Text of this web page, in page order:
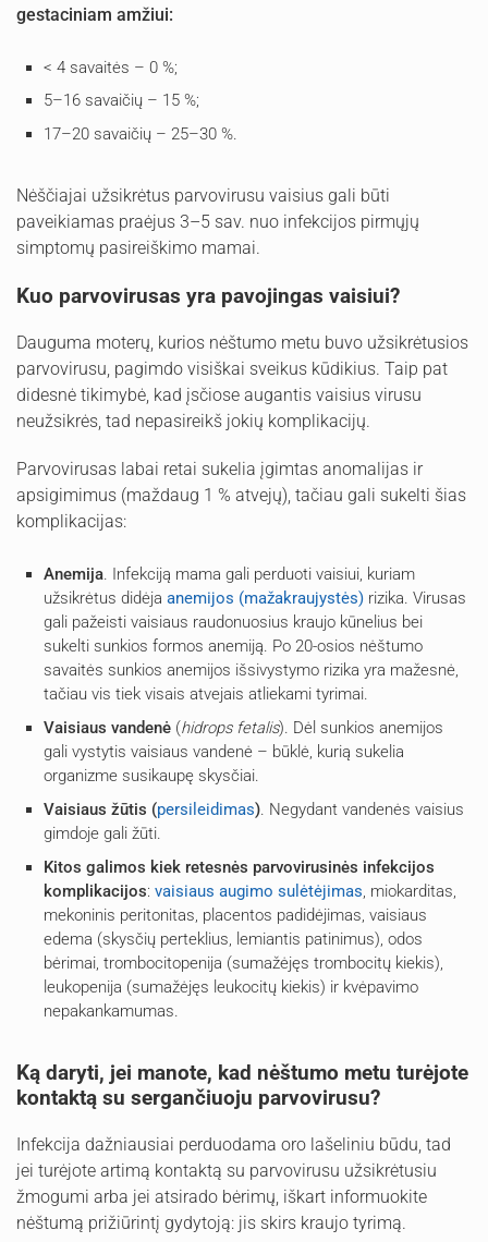
gestaciniam amžiui:
< 4 savaitės – 0 %;
5–16 savaičių – 15 %;
17–20 savaičių – 25–30 %.
Nėščiajai užsikrėtus parvovirusu vaisius gali būti
paveikiamas praėjus 3–5 sav. nuo infekcijos pirmųjų
simptomų pasireiškimo mamai.
Kuo parvovirusas yra pavojingas vaisiui?
Dauguma moterų, kurios nėštumo metu buvo užsikrėtusios
parvovirusu, pagimdo visiškai sveikus kūdikius. Taip pat
didesnė tikimybė, kad įsčiose augantis vaisius virusu
neužsikrės, tad nepasireikš jokių komplikacijų.
Parvovirusas labai retai sukelia įgimtas anomalijas ir
apsigimimus (maždaug 1 % atvejų), tačiau gali sukelti šias
komplikacijas:
Anemija. Infekciją mama gali perduoti vaisiui, kuriam
užsikrėtus didėja anemijos (mažakraujystės) rizika. Virusas
gali pažeisti vaisiaus raudonuosius kraujo kūnelius bei
sukelti sunkios formos anemiją. Po 20-osios nėštumo
savaitės sunkios anemijos išsivystymo rizika yra mažesnė,
tačiau vis tiek visais atvejais atliekami tyrimai.
Vaisiaus vandenė (hidrops fetalis). Dėl sunkios anemijos
gali vystytis vaisiaus vandenė – būklė, kurią sukelia
organizme susikaupę skysčiai.
Vaisiaus žūtis (persileidimas). Negydant vandenės vaisius
gimdoje gali žūti.
Kitos galimos kiek retesnės parvovirusinės infekcijos
komplikacijos: vaisiaus augimo sulėtėjimas, miokarditas,
mekoninis peritonitas, placentos padidėjimas, vaisiaus
edema (skysčių perteklius, lemiantis patinimus), odos
bėrimai, trombocitopenija (sumažėjęs trombocitų kiekis),
leukopenija (sumažėjęs leukocitų kiekis) ir kvėpavimo
nepakankamumas.
Ką daryti, jei manote, kad nėštumo metu turėjote
kontaktą su sergančiuoju parvovirusu?
Infekcija dažniausiai perduodama oro lašeliniu būdu, tad
jei turėjote artimą kontaktą su parvovirusu užsikrėtusiu
žmogumi arba jei atsirado bėrimų, iškart informuokite
nėštumą prižiūrintį gydytoją: jis skirs kraujo tyrimą.